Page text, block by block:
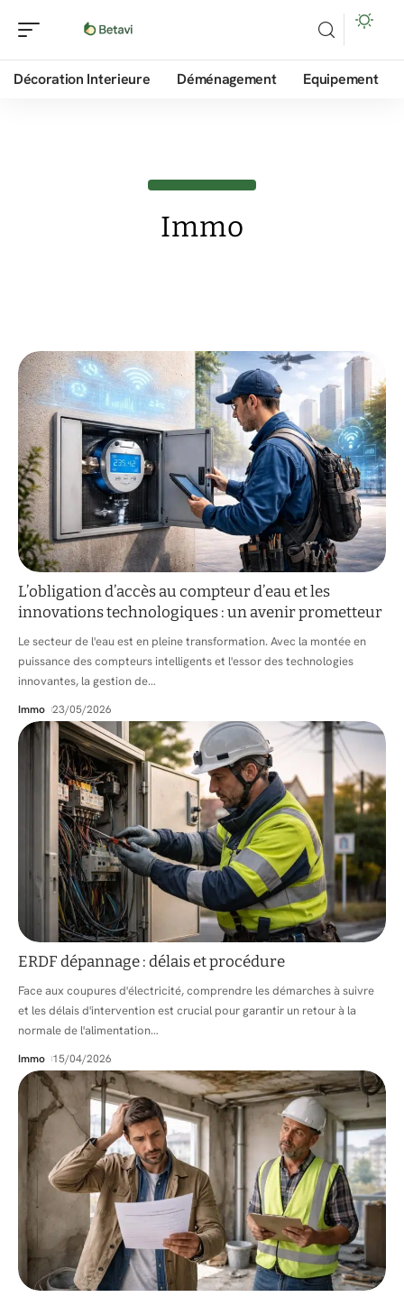
Décoration Interieure Déménagement Equipement
Immo
L’obligation d’accès au compteur d’eau et les
innovations technologiques : un avenir prometteur
Le secteur de l'eau est en pleine transformation. Avec la montée en
puissance des compteurs intelligents et l'essor des technologies
innovantes, la gestion de…
Immo 23/05/2026
ERDF dépannage : délais et procédure
Face aux coupures d'électricité, comprendre les démarches à suivre
et les délais d'intervention est crucial pour garantir un retour à la
normale de l'alimentation…
Immo 15/04/2026